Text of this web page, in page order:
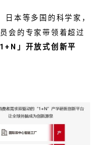
本等多国的科学家，
会的专家带领着超过
」开放式创新平